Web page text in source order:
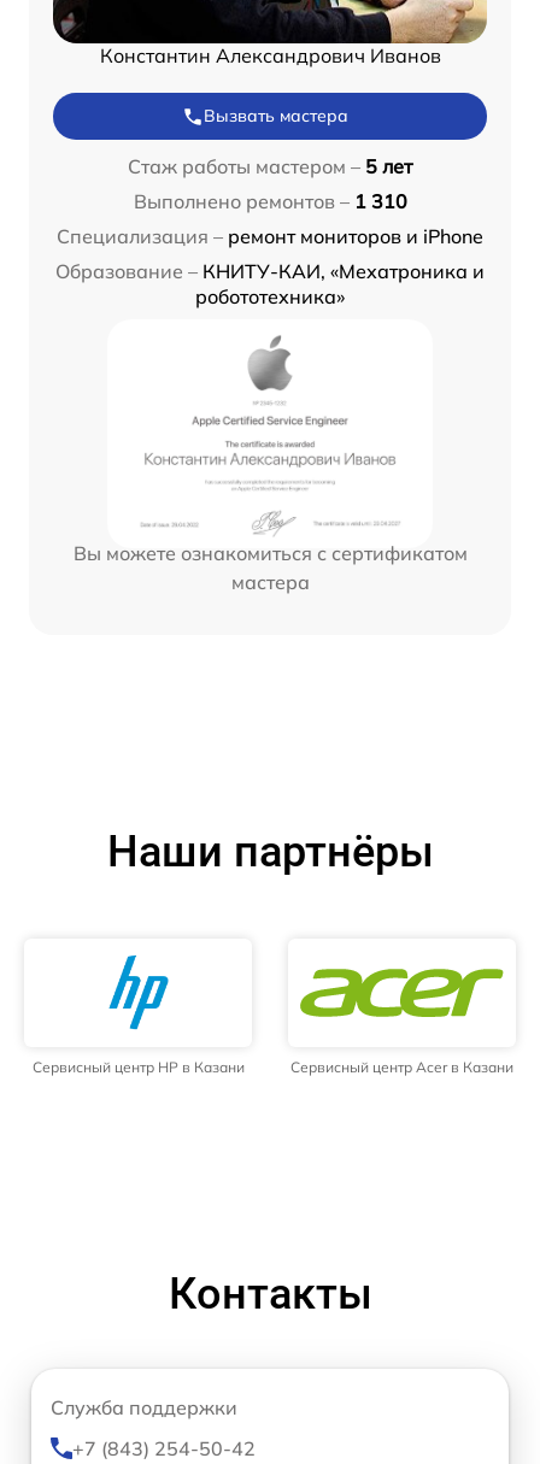
Константин Александрович Иванов
Вызвать мастера
Стаж работы мастером – 5 лет
Выполнено ремонтов – 1 310
Специализация – ремонт мониторов и iPhone
Образование – КНИТУ-КАИ, «Мехатроника и
робототехника»
Вы можете ознакомиться с сертификатом
мастера
Наши партнёры
Сервисный центр HP в Казани Сервисный центр Acer в Казани
Контакты
Служба поддержки
+7 (843) 254-50-42